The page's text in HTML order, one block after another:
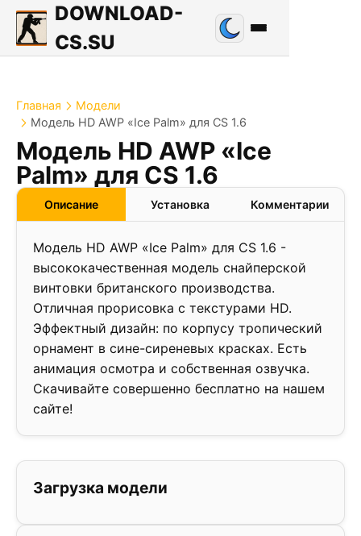
DOWNLOAD-
CS.SU
Главная
Модели
Модель HD AWP «Ice Palm» для CS 1.6
Модель HD AWP «Ice
Palm» для CS 1.6
Описание Установка Комментарии
Модель HD AWP «Ice Palm» для CS 1.6 -
высококачественная модель снайперской
винтовки британского производства.
Отличная прорисовка с текстурами HD.
Эффектный дизайн: по корпусу тропический
орнамент в сине-сиреневых красках. Есть
анимация осмотра и собственная озвучка.
Скачивайте совершенно бесплатно на нашем
сайте!
Загрузка модели